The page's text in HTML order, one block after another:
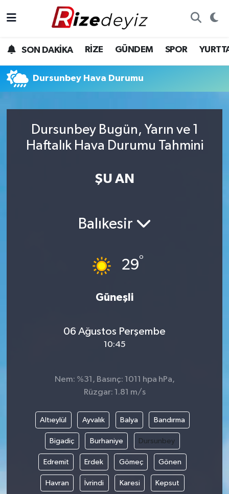
SON DAKİKA RİZE GÜNDEM SPOR
Dursunbey Hava Durumu
Dursunbey Bugün, Yarın ve 1
Haftalık Hava Durumu Tahmini
ŞU AN
Balıkesir
29°
Güneşli
06 Ağustos Perşembe
10:45
Nem: %31, Basınç: 1011 hpa hPa,
Rüzgar: 1.81 m/s
Altıeylül Ayvalık Balya Bandırma
Bigadiç Burhaniye Dursunbey
Edremit Erdek Gömeç Gönen
Havran İvrindi Karesi Kepsut
Gündem
Yurttan Haberler
Teknoloji
Rize Hava Durumu
Rize Trafik Yoğunluk Haritası
Tüm Manşetler